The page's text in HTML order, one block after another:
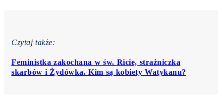
Czytaj także:
Feministka zakochana w św. Ricie, strażniczka
skarbów i Żydówka. Kim są kobiety Watykanu?